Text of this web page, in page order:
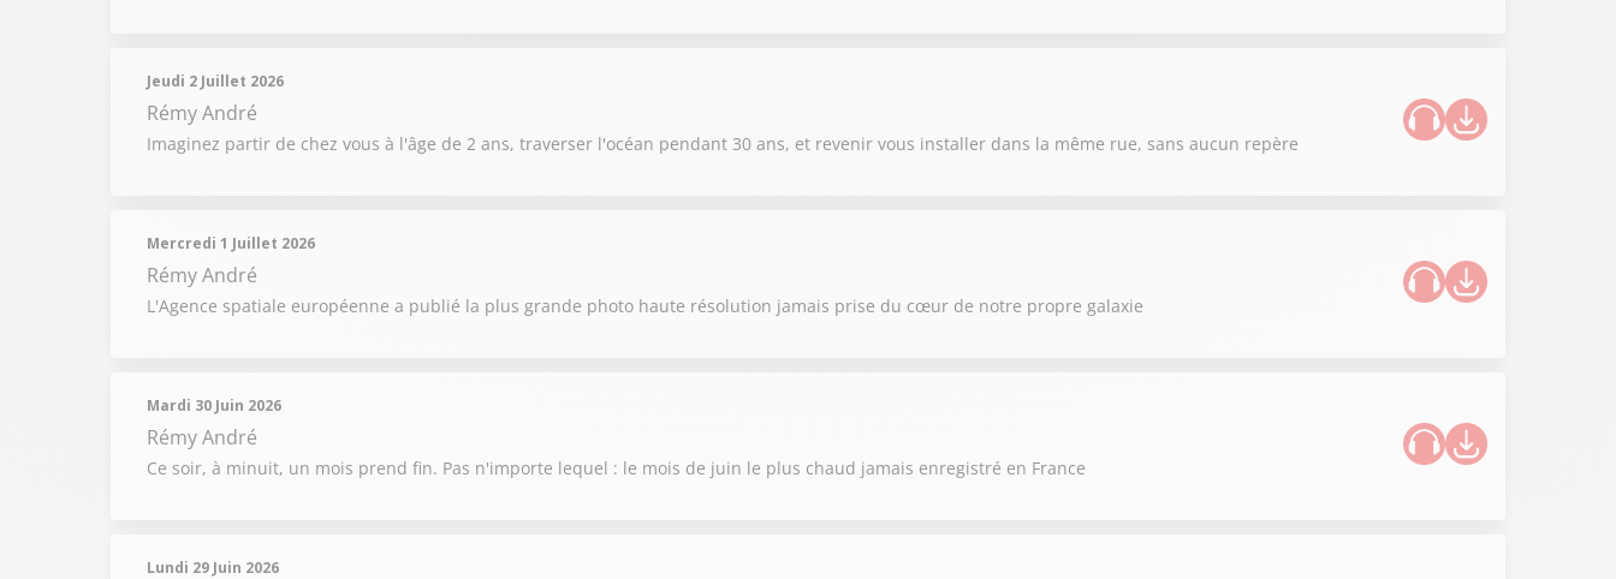
Jeudi 2 Juillet 2026
Rémy André
Imaginez partir de chez vous à l'âge de 2 ans, traverser l'océan pendant 30 ans, et revenir vous installer dans la même rue, sans aucun repère
Mercredi 1 Juillet 2026
Rémy André
L'Agence spatiale européenne a publié la plus grande photo haute résolution jamais prise du cœur de notre propre galaxie
Mardi 30 Juin 2026
Rémy André
Ce soir, à minuit, un mois prend fin. Pas n'importe lequel : le mois de juin le plus chaud jamais enregistré en France
Lundi 29 Juin 2026